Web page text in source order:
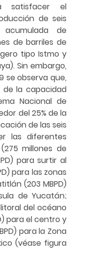
satisfacer el
de seis
de
de barriles de
tipo Istmo y
Sin embargo,
se observa que,
de la capacidad
Nacional de
del 25% de la
de las seis
las diferentes
millones de
para surtir al
para las zonas
(203 MBPD)
de Yucatán;
del océano
para el centro y
para la Zona
(véase figura